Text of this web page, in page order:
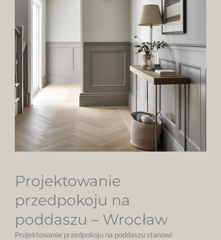
Projektowanie
przedpokoju na
poddaszu – Wrocław
Projektowanie przedpokoju na poddaszu stanowi